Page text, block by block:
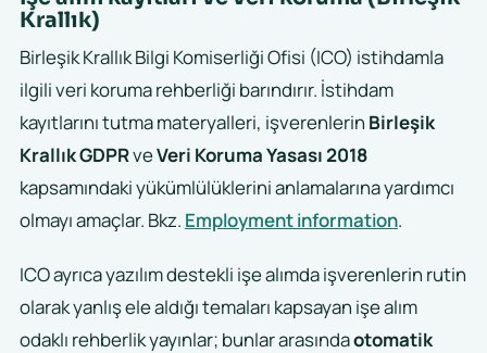
Krallık)
Birleşik Krallık Bilgi Komiserliği Ofisi (ICO) istihdamla
ilgili veri koruma rehberliği barındırır. İstihdam
kayıtlarını tutma materyalleri, işverenlerin Birleşik
Krallık GDPRveVeri Koruma Yasası 2018
kapsamındaki yükümlülüklerini anlamalarına yardımcı
olmayı amaçlar. Bkz. Employment information.
ICO ayrıca yazılım destekli işe alımda işverenlerin rutin
olarak yanlış ele aldığı temaları kapsayan işe alım
odaklı rehberlik yayınlar; bunlar arasındaotomatik